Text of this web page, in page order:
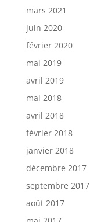
mars 2021
juin 2020
février 2020
mai 2019
avril 2019
mai 2018
avril 2018
février 2018
janvier 2018
décembre 2017
septembre 2017
août 2017